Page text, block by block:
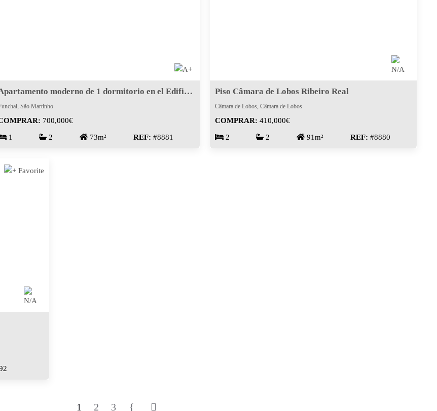
Apartamento moderno de 1 dormitorio en el Edificio Emperor | Piornais
São Martinho
700,000€
1 2 73m² REF: #8881
Piso Câmara de Lobos Ribeiro Real
Câmara de Lobos, Câmara de Lobos
COMPRAR: 410,000€
2 2 91m² REF: #8880
1 2 3